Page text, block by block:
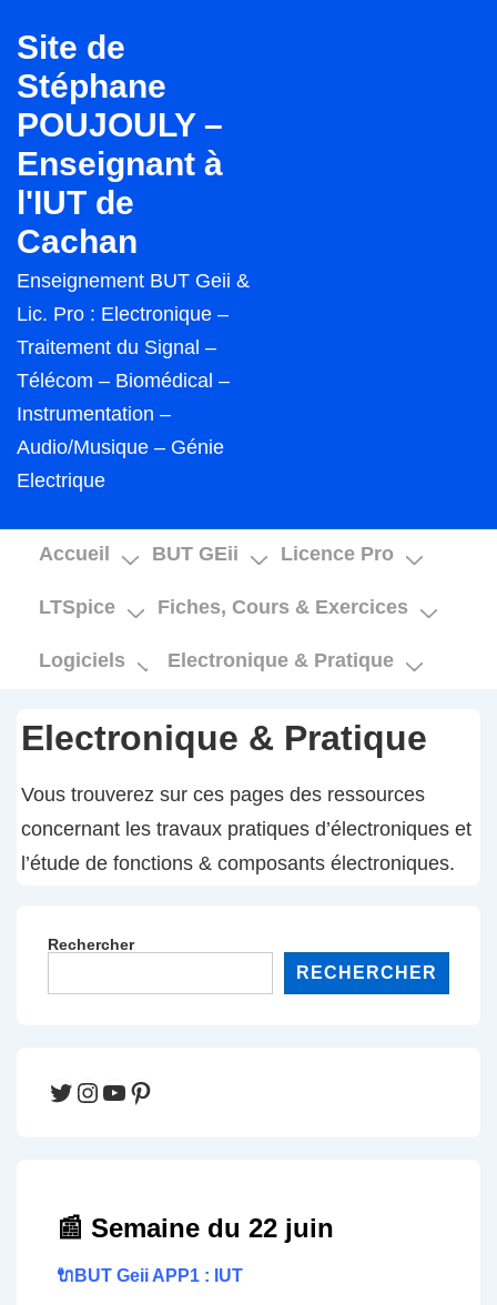
passer
au
contenu
principal
Site de
Stéphane
POUJOULY –
Enseignant à
l'IUT de
Cachan
Enseignement BUT Geii &
Lic. Pro : Electronique –
Traitement du Signal –
Télécom – Biomédical –
Instrumentation –
Audio/Musique – Génie
Electrique
Main
Accueil BUT GEii Licence Pro
LTSpice Fiches, Cours & Exercices
Logiciels Electronique & Pratique
Electronique & Pratique
Vous trouverez sur ces pages des ressources
concernant les travaux pratiques d’électroniques et
l’étude de fonctions & composants électroniques.
Rechercher
RECHERCHER
Twitter
Instagram
YouTube
Pinterest